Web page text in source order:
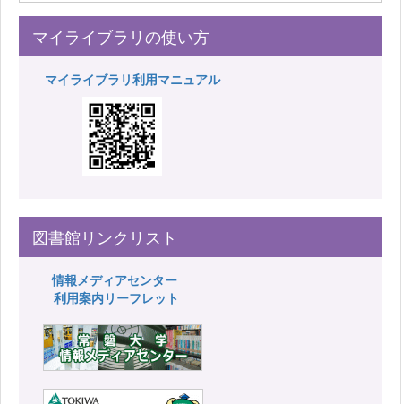
マイライブラリの使い方
マイライブラリ利用マニュアル
図書館リンクリスト
情報メディアセンター
利用案内リーフレット